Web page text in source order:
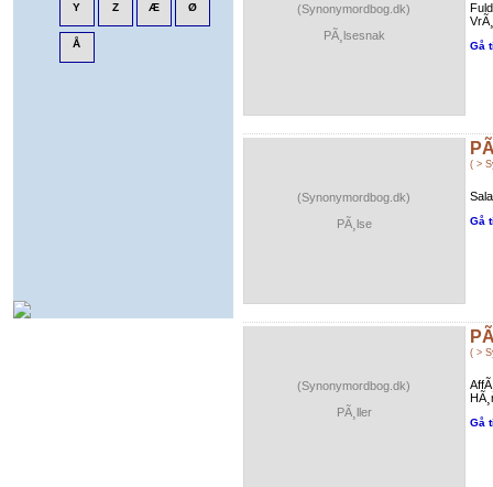
(Synonymordbog.dk)
PÃ¸lsesnak
Gå
(Synonymordbog.dk)
PÃ¸lse
( >
Gå
(Synonymordbog.dk)
PÃ¸ller
( >
Gå